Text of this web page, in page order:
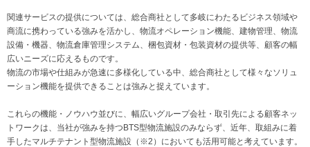
関連サービスの提供については、総合商社として多岐にわたるビジネス領域や
商流に携わっている強みを活かし、物流オペレーション機能、建物管理、物流
設備・機器、物流倉庫管理システム、梱包資材・包装資材の提供等、顧客の幅
広いニーズに応えるものです。
物流の市場や仕組みが急速に多様化している中、総合商社として様々なソリュ
ーション機能を提供できることは強みと捉えています。
これらの機能・ノウハウ並びに、幅広いグループ会社・取引先による顧客ネッ
トワークは、当社が強みを持つBTS型物流施設のみならず、近年、取組みに着
手したマルチテナント型物流施設（※2）においても活用可能と考えています。